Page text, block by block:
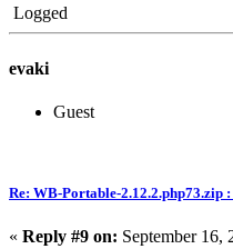
Logged
evaki
Guest
Re: WB-Portable-2.12.2.php73.zip
« Reply #9 on: September 16,